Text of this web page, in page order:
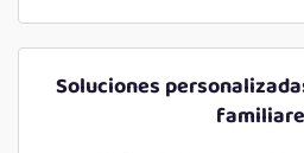
Soluciones